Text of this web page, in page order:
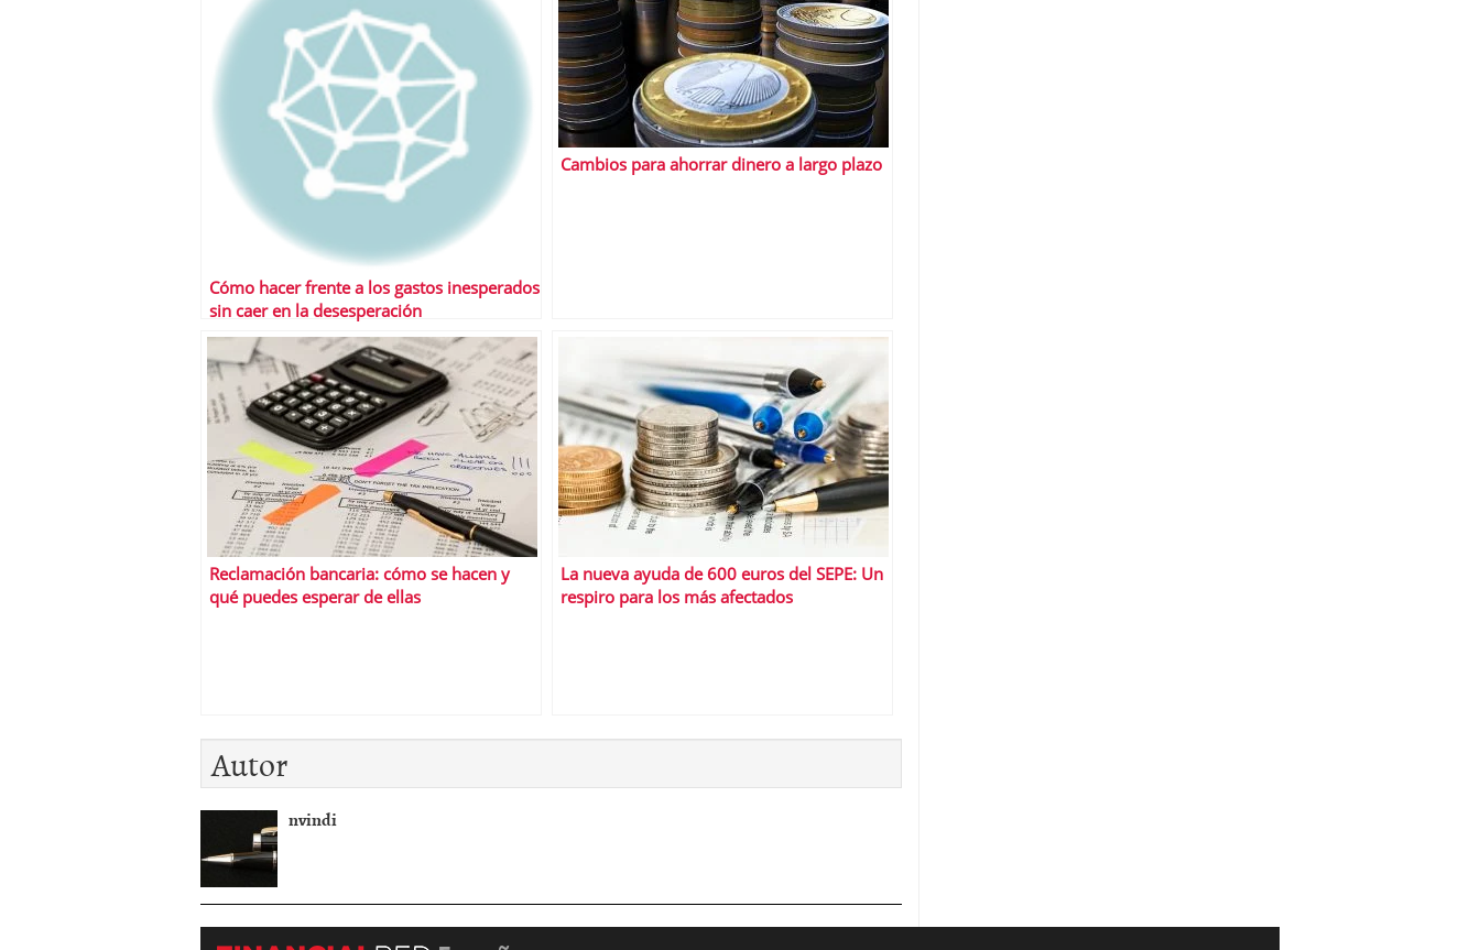
Cómo hacer frente a los gastos inesperados
sin caer en la desesperación
Cambios para ahorrar dinero a largo plazo
Reclamación bancaria: cómo se hacen y
qué puedes esperar de ellas
La nueva ayuda de 600 euros del SEPE: Un
respiro para los más afectados
Autor
nvindi